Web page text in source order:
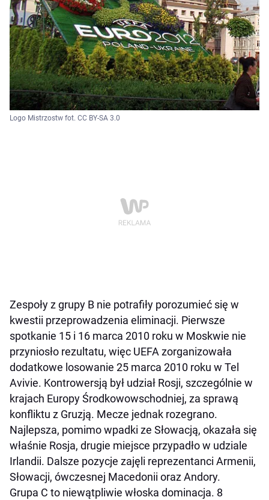
Logo Mistrzostw fot. CC BY-SA 3.0
Zespoły z grupy B nie potrafiły porozumieć się w
kwestii przeprowadzenia eliminacji. Pierwsze
spotkanie 15 i 16 marca 2010 roku w Moskwie nie
przyniosło rezultatu, więc UEFA zorganizowała
dodatkowe losowanie 25 marca 2010 roku w Tel
Avivie. Kontrowersją był udział Rosji, szczególnie w
krajach Europy Środkowowschodniej, za sprawą
konfliktu z Gruzją. Mecze jednak rozegrano.
Najlepsza, pomimo wpadki ze Słowacją, okazała się
właśnie Rosja, drugie miejsce przypadło w udziale
Irlandii. Dalsze pozycje zajęli reprezentanci Armenii,
Słowacji, ówczesnej Macedonii oraz Andory.
Grupa C to niewątpliwie włoska dominacja. 8